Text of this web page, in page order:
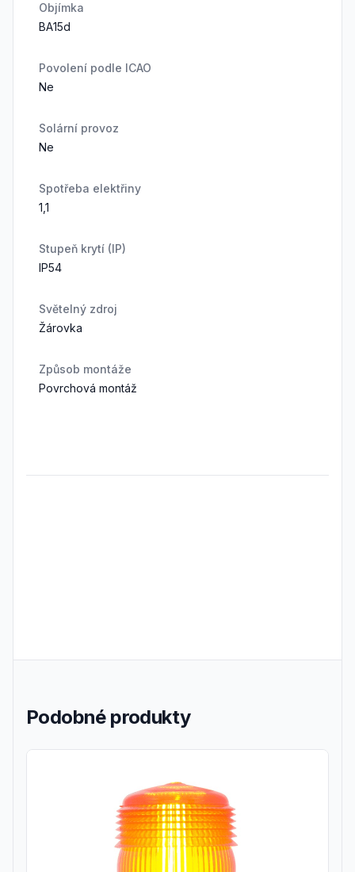
Objímka
BA15d
Povolení podle ICAO
Ne
Solární provoz
Ne
Spotřeba elektřiny
1,1
Stupeň krytí (IP)
IP54
Světelný zdroj
Žárovka
Způsob montáže
Povrchová montáž
Podobné produkty